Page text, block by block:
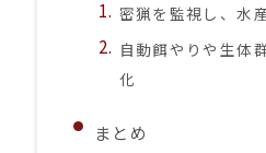
密猟を監視し、水
自動餌やりや生体
化
まとめ